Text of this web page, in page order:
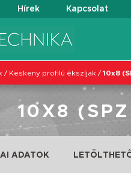
Hírek Kapcsolat
/ Keskeny profilú ékszíjak / 10x8
10X8
ADATOK